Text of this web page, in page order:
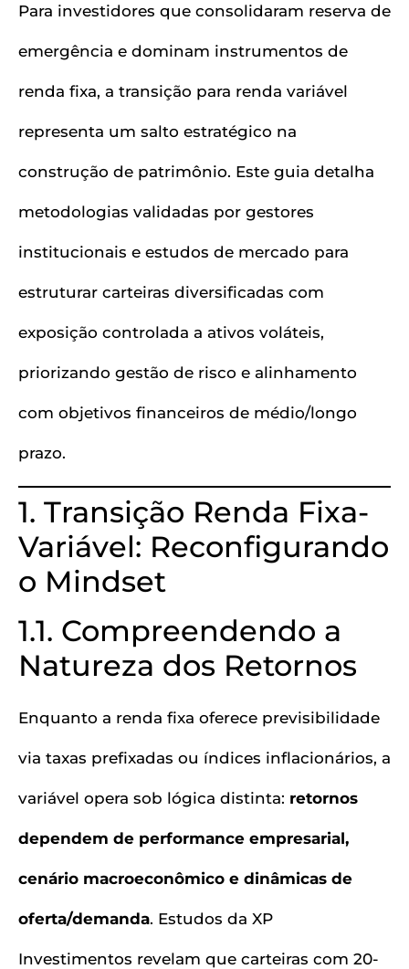
Para investidores que consolidaram reserva de
emergência e dominam instrumentos de
renda fixa, a transição para renda variável
representa um salto estratégico na
construção de patrimônio. Este guia detalha
metodologias validadas por gestores
institucionais e estudos de mercado para
estruturar carteiras diversificadas com
exposição controlada a ativos voláteis,
priorizando gestão de risco e alinhamento
com objetivos financeiros de médio/longo
prazo.
1. Transição Renda Fixa-
Variável: Reconfigurando
o Mindset
1.1. Compreendendo a
Natureza dos Retornos
Enquanto a renda fixa oferece previsibilidade
via taxas prefixadas ou índices inflacionários, a
variável opera sob lógica distinta: retornos
dependem de performance empresarial,
cenário macroeconômico e dinâmicas de
oferta/demanda. Estudos da XP
Investimentos revelam que carteiras com 20-